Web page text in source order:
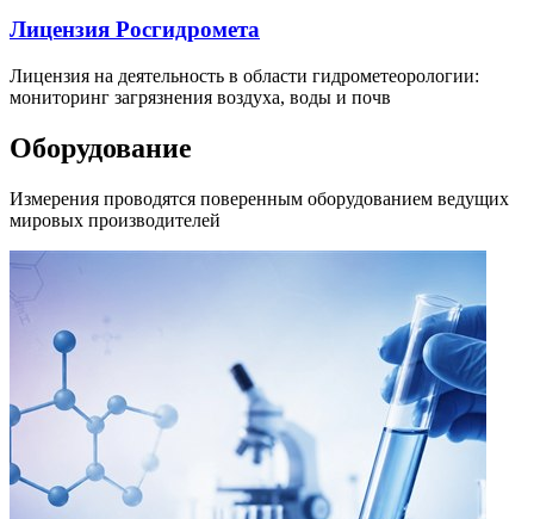
Лицензия Росгидромета
Лицензия на деятельность в области гидрометеорологии:
мониторинг загрязнения воздуха, воды и почв
Оборудование
Измерения проводятся поверенным оборудованием ведущих
мировых производителей